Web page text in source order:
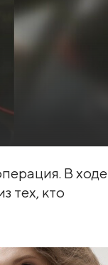
В ходе
тех, кто